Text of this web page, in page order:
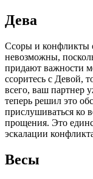
Дева
Ссоры и конфликты
невозможны,
придают важности
ссоритесь с Девой,
всего, ваш партнер
теперь решил это
прислушиваться ко
прощения. Это
эскалации
Весы